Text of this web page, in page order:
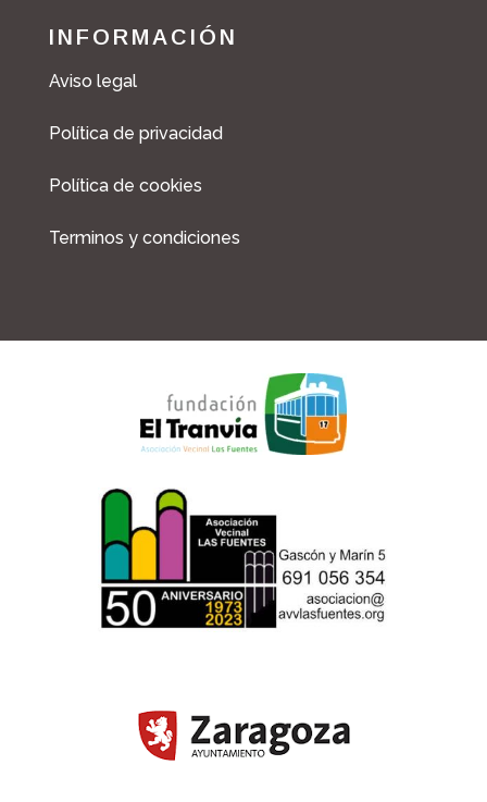
INFORMACIÓN
Aviso legal
Política de privacidad
Política de cookies
Terminos y condiciones